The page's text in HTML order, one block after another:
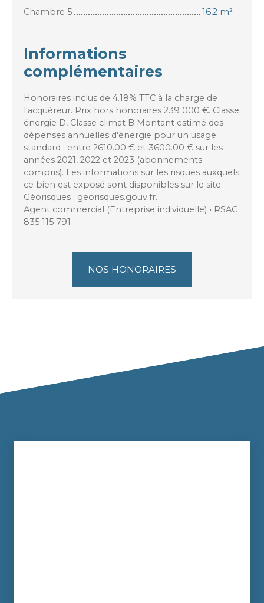
Chambre 5
16,2 m²
Informations
complémentaires
Honoraires inclus de 4.18% TTC à la charge de
l'acquéreur. Prix hors honoraires 239 000 €. Classe
énergie D, Classe climat B Montant estimé des
dépenses annuelles d'énergie pour un usage
standard : entre 2610.00 € et 3600.00 € sur les
années 2021, 2022 et 2023 (abonnements
compris). Les informations sur les risques auxquels
ce bien est exposé sont disponibles sur le site
Géorisques : georisques.gouv.fr.
Agent commercial (Entreprise individuelle) • RSAC
835 115 791
NOS HONORAIRES